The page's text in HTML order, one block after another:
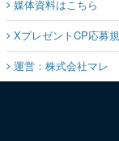
媒体資料はこちら
XプレゼントCP応募
運営：株式会社マレ